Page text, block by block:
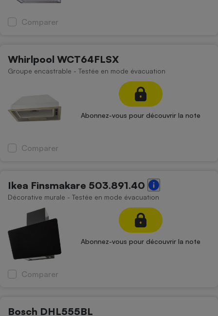
Comparer
Whirlpool WCT64FLSX
Groupe encastrable - Testée en mode évacuation
Abonnez-vous pour découvrir la note
Comparer
Ikea Finsmakare 503.891.40
Décorative murale - Testée en mode évacuation
Abonnez-vous pour découvrir la note
Comparer
Bosch DHL555BL